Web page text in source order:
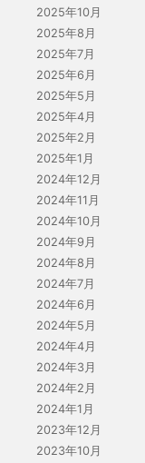
2025年10月
2025年8月
2025年7月
2025年6月
2025年5月
2025年4月
2025年2月
2025年1月
2024年12月
2024年11月
2024年10月
2024年9月
2024年8月
2024年7月
2024年6月
2024年5月
2024年4月
2024年3月
2024年2月
2024年1月
2023年12月
2023年10月